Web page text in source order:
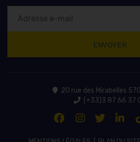
20 rue des Mirabelles
(+33)3 87 66 37